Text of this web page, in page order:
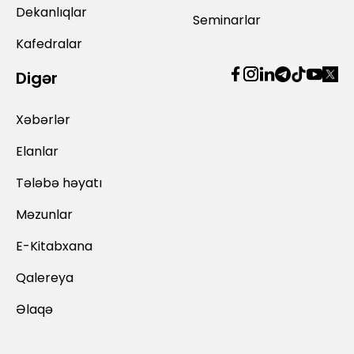
Dekanlıqlar
Kafedralar
Seminarlar
Digər
Xəbərlər
Elanlar
Tələbə həyatı
Məzunlar
E-Kitabxana
Qalereya
Əlaqə